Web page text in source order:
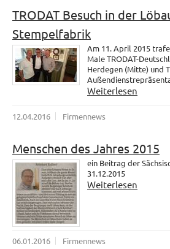
TRODAT Besuch in der
Stempelfabrik
Am 11. April 2015
Male TRODAT-
Herdegen (Mitte) und
Weiterlesen
12.04.2016 Firmennews
Menschen des Jahres 2015
ein Beitrag der
31.12.2015
Weiterlesen
06.01.2016 Firmennews